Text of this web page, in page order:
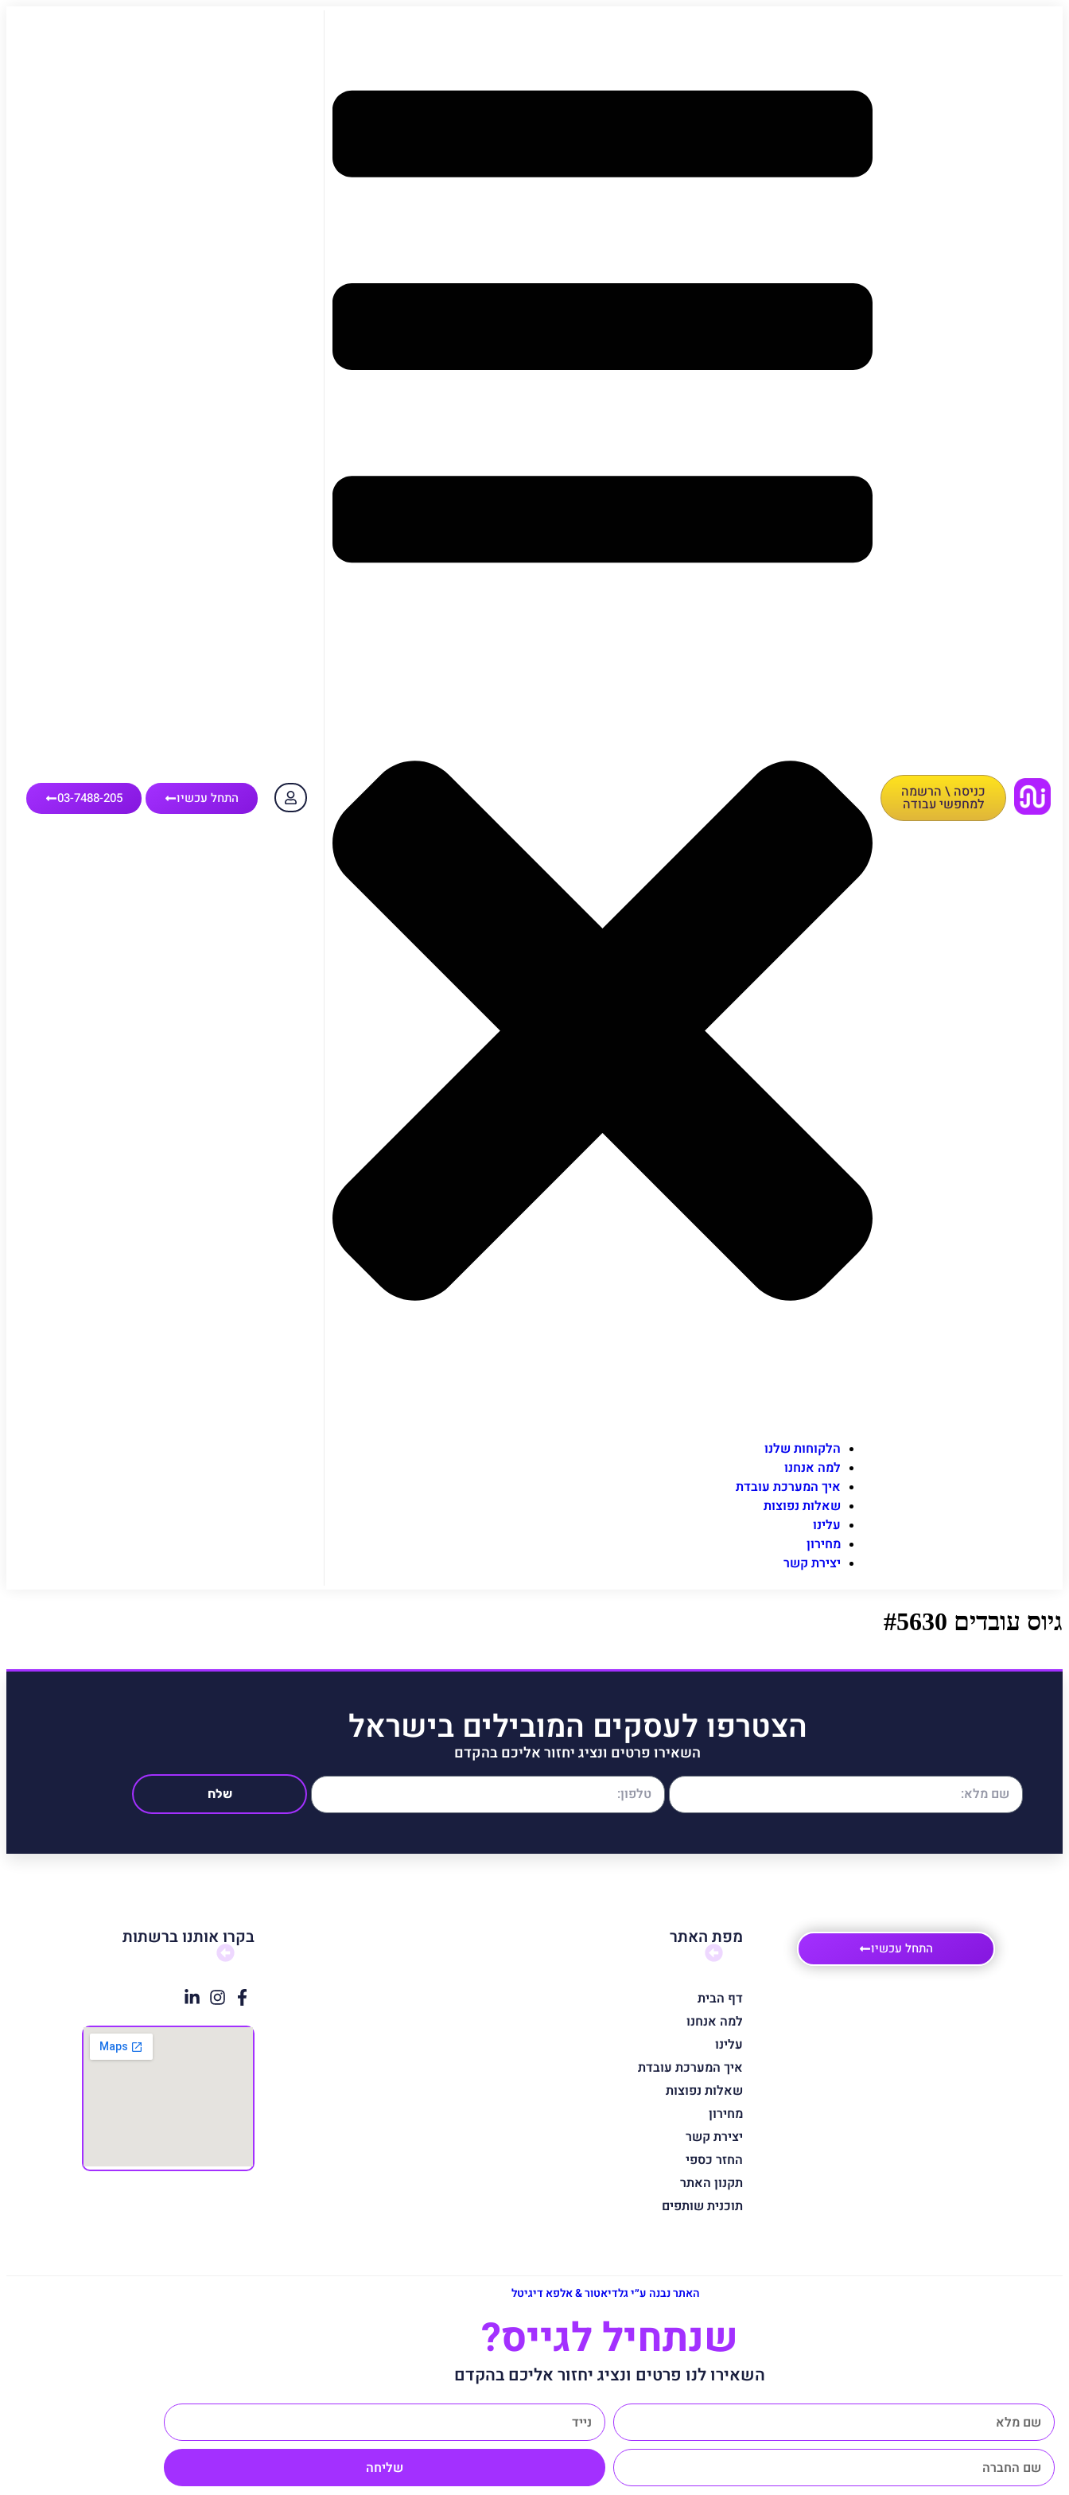
כניסה \ הרשמה
למחפשי עבודה
הלקוחות שלנו
למה אנחנו
איך המערכת עובדת
שאלות נפוצות
עלינו
מחירון
יצירת קשר
התחל עכשיו 03-7488-205
גיוס עובדים #5630
הצטרפו לעסקים המובילים בישראל
השאירו פרטים ונציג יחזור אליכם בהקדם
שלח
התחל עכשיו מפת האתר
דף הבית
למה אנחנו
עלינו
איך המערכת עובדת
שאלות נפוצות
מחירון
יצירת קשר
החזר כספי
תקנון האתר
תוכנית שותפים
בקרו אותנו ברשתות
האתר נבנה ע״י גלדיאטור & אלפא דיגיטל
שנתחיל לגייס?
השאירו לנו פרטים ונציג יחזור אליכם בהקדם
שליחה